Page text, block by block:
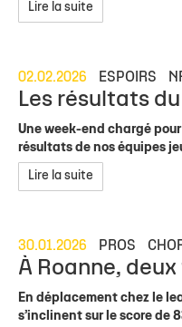
Lire la suite
02.02.2026 ESPOIRS
Les résultats
Une week-end chargé
résultats de nos équipes
Lire la suite
30.01.2026 PROS
À Roanne,
En déplacement chez le
s’inclinent sur le score de